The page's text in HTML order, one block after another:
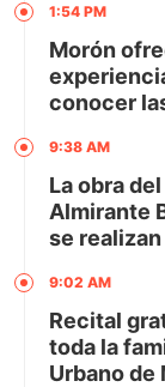
1:54 PM
Morón
conocer
9:38 AM
La obra
Almirante
se
9:02 AM
Recital
toda la
Urbano de